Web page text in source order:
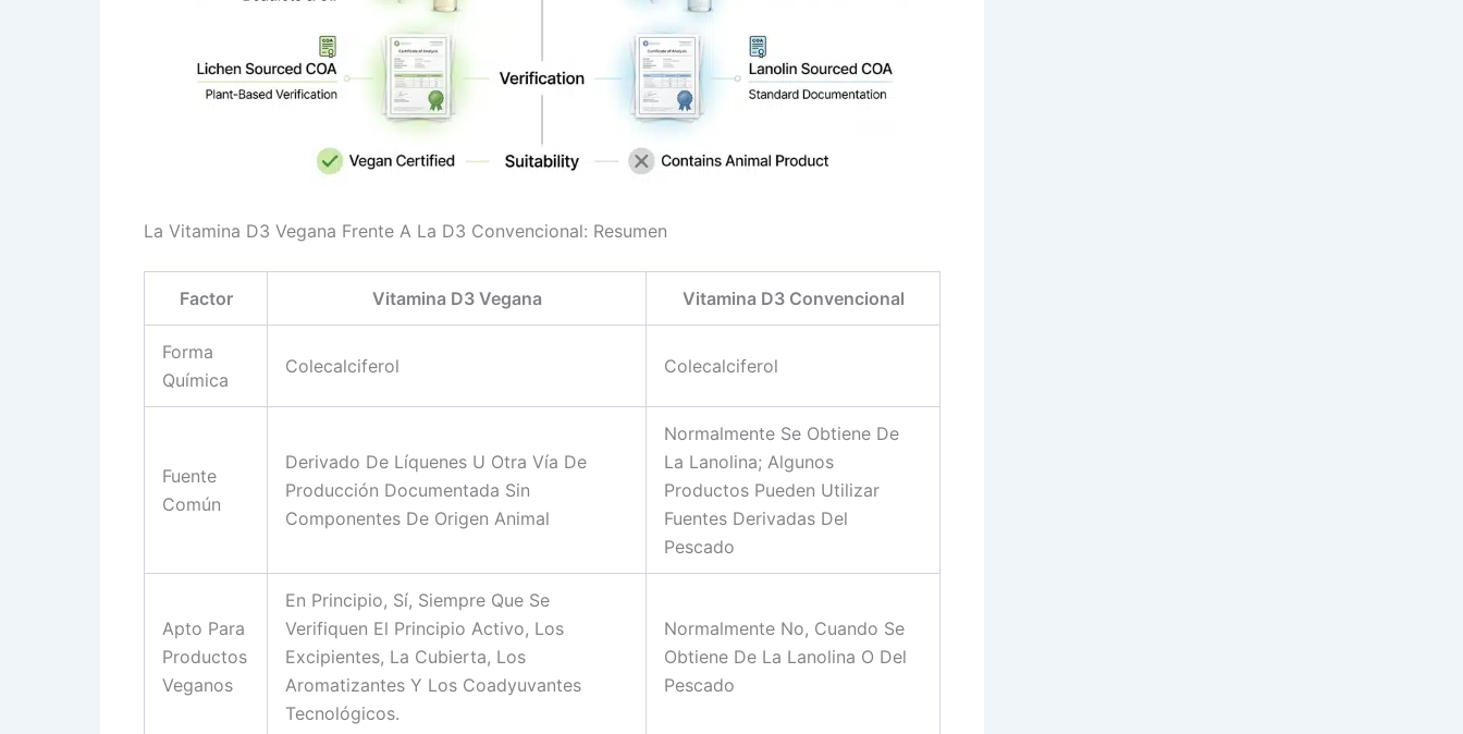
La Vitamina D3 Vegana Frente A La D3 Convencional: Resumen
Factor Vitamina D3 Vegana Vitamina D3 Convencional
Forma
Química
Colecalciferol Colecalciferol
Fuente
Común
Derivado De Líquenes U Otra Vía De
Producción Documentada Sin
Componentes De Origen Animal
Normalmente Se Obtiene De
La Lanolina; Algunos
Productos Pueden Utilizar
Fuentes Derivadas Del
Pescado
Apto Para
Productos
Veganos
En Principio, Sí, Siempre Que Se
Verifiquen El Principio Activo, Los
Excipientes, La Cubierta, Los
Aromatizantes Y Los Coadyuvantes
Tecnológicos.
Normalmente No, Cuando Se
Obtiene De La Lanolina O Del
Pescado